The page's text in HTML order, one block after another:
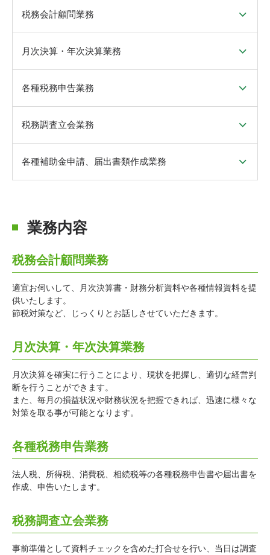
税務会計顧問業務
月次決算・年次決算業務
各種税務申告業務
税務調査立会業務
各種補助金申請、届出書類作成業務
業務内容
税務会計顧問業務
適宜お伺いして、月次決算書・財務分析資料や各種情報資料を提
供いたします。
節税対策など、じっくりとお話しさせていただきます。
月次決算・年次決算業務
月次決算を確実に行うことにより、現状を把握し、適切な経営判
断を行うことができます。
また、毎月の損益状況や財務状況を把握できれば、迅速に様々な
対策を取る事が可能となります。
各種税務申告業務
法人税、所得税、消費税、相続税等の各種税務申告書や届出書を
作成、申告いたします。
税務調査立会業務
事前準備として資料チェックを含めた打合せを行い、当日は調査